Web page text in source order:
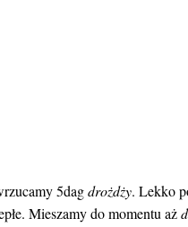
5dagdrożdży. Lekko
Mieszamy do momentu aż